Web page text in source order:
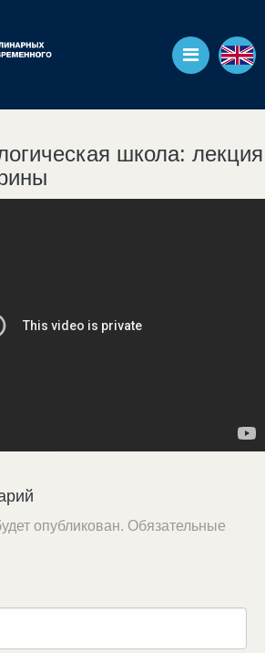
школа: лекция
опубликован. Обязательные